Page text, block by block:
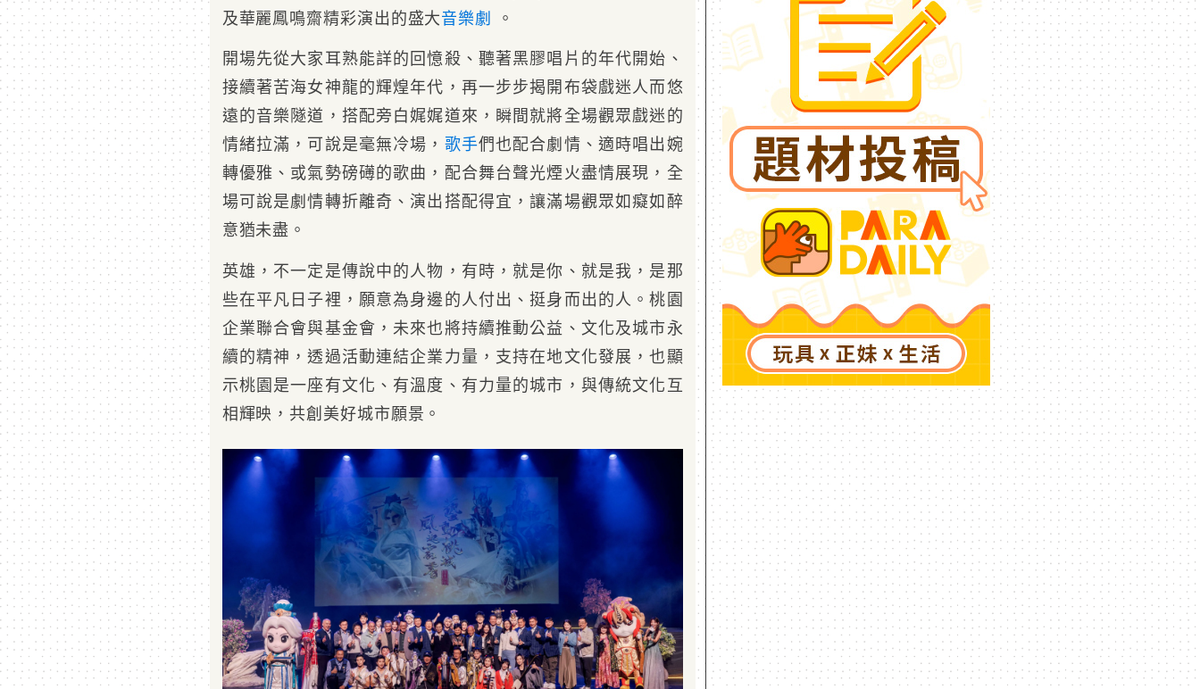
及華麗鳳鳴齋精彩演出的盛大音樂劇 。
開場先從大家耳熟能詳的回憶殺、聽著黑膠唱片的年代開始、
接續著苦海女神龍的輝煌年代，再一步步揭開布袋戲迷人而悠
遠的音樂隧道，搭配旁白娓娓道來，瞬間就將全場觀眾戲迷的
情緒拉滿，可說是毫無冷場， 歌手們也配合劇情、適時唱出婉
轉優雅、或氣勢磅礡的歌曲，配合舞台聲光煙火盡情展現，全
場可說是劇情轉折離奇、演出搭配得宜，讓滿場觀眾如癡如醉
意猶未盡。
英雄，不一定是傳說中的人物，有時，就是你、就是我，是那
些在平凡日子裡，願意為身邊的人付出、挺身而出的人。桃園
企業聯合會與基金會，未來也將持續推動公益、文化及城市永
續的精神，透過活動連結企業力量，支持在地文化發展，也顯
示桃園是一座有文化、有溫度、有力量的城市，與傳統文化互
相輝映，共創美好城市願景。